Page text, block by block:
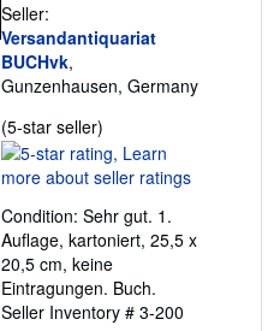
Seller:
Versandantiquariat
BUCHvk,
Gunzenhausen, Germany
(5-star seller)
rating
5
of
5
stars
Condition: Sehr gut. 1.
Auflage, kartoniert, 25,5 x
20,5 cm, keine
Eintragungen. Buch.
Seller Inventory # 3-200